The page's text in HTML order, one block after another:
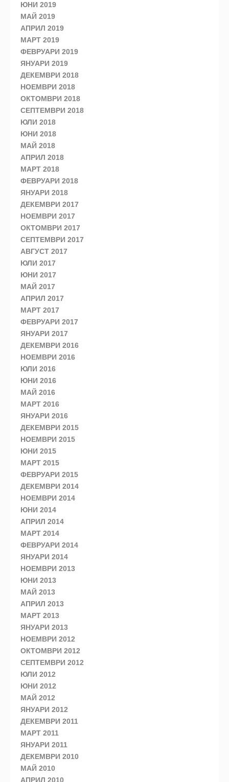
ЮНИ 2019
МАЙ 2019
АПРИЛ 2019
МАРТ 2019
ФЕВРУАРИ 2019
ЯНУАРИ 2019
ДЕКЕМВРИ 2018
НОЕМВРИ 2018
ОКТОМВРИ 2018
СЕПТЕМВРИ 2018
ЮЛИ 2018
ЮНИ 2018
МАЙ 2018
АПРИЛ 2018
МАРТ 2018
ФЕВРУАРИ 2018
ЯНУАРИ 2018
ДЕКЕМВРИ 2017
НОЕМВРИ 2017
ОКТОМВРИ 2017
СЕПТЕМВРИ 2017
АВГУСТ 2017
ЮЛИ 2017
ЮНИ 2017
МАЙ 2017
АПРИЛ 2017
МАРТ 2017
ФЕВРУАРИ 2017
ЯНУАРИ 2017
ДЕКЕМВРИ 2016
НОЕМВРИ 2016
ЮЛИ 2016
ЮНИ 2016
МАЙ 2016
МАРТ 2016
ЯНУАРИ 2016
ДЕКЕМВРИ 2015
НОЕМВРИ 2015
ЮНИ 2015
МАРТ 2015
ФЕВРУАРИ 2015
ДЕКЕМВРИ 2014
НОЕМВРИ 2014
ЮНИ 2014
АПРИЛ 2014
МАРТ 2014
ФЕВРУАРИ 2014
ЯНУАРИ 2014
НОЕМВРИ 2013
ЮНИ 2013
МАЙ 2013
АПРИЛ 2013
МАРТ 2013
ЯНУАРИ 2013
НОЕМВРИ 2012
ОКТОМВРИ 2012
СЕПТЕМВРИ 2012
ЮЛИ 2012
ЮНИ 2012
МАЙ 2012
ЯНУАРИ 2012
ДЕКЕМВРИ 2011
МАРТ 2011
ЯНУАРИ 2011
ДЕКЕМВРИ 2010
МАЙ 2010
АПРИЛ 2010